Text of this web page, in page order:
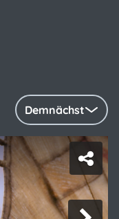
Demnächst